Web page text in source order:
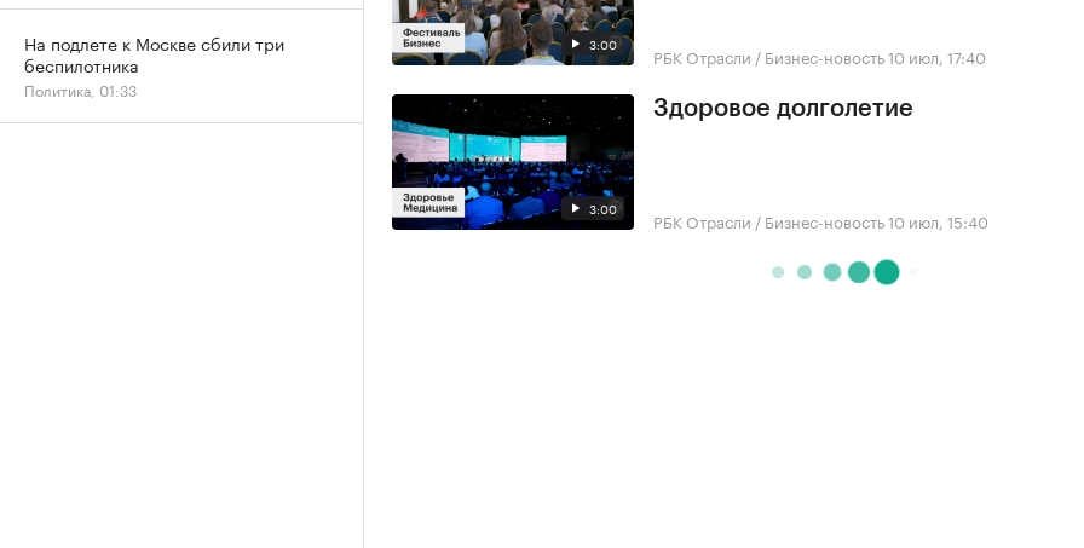
3:00 РБК Отрасли / Бизнес-новость10 июл, 17:40
3:00
Здоровое долголетие
РБК Отрасли / Бизнес-новость10 июл, 15:40
На подлете к Москве сбили три
беспилотника
Политика, 01:33